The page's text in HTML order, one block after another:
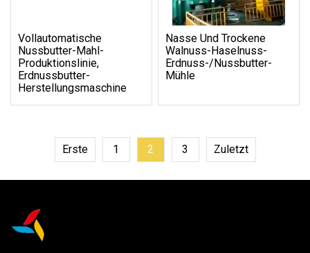
Vollautomatische
Nussbutter-Mahl-
Produktionslinie,
Erdnussbutter-
Herstellungsmaschine
Nasse Und Trockene
Walnuss-Haselnuss-
Erdnuss-/Nussbutter-
Mühle
Erste 1 2 3 Zuletzt